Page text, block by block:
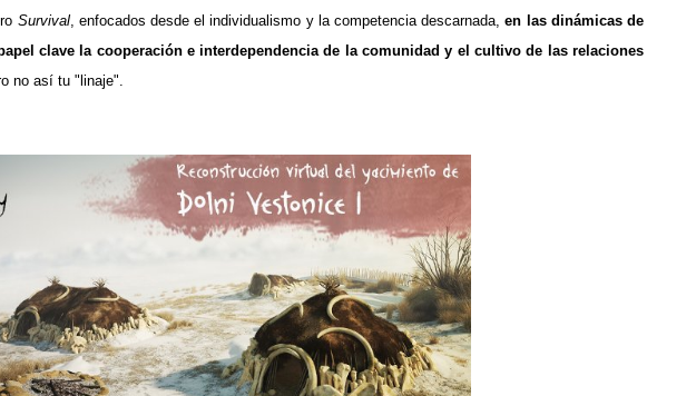
Survival, enfocados desde el individualismo y la competencia descarnada,en las dinámicas de
clave la cooperación e interdependencia de la comunidad y el cultivo de las relaciones
no así tu "linaje".